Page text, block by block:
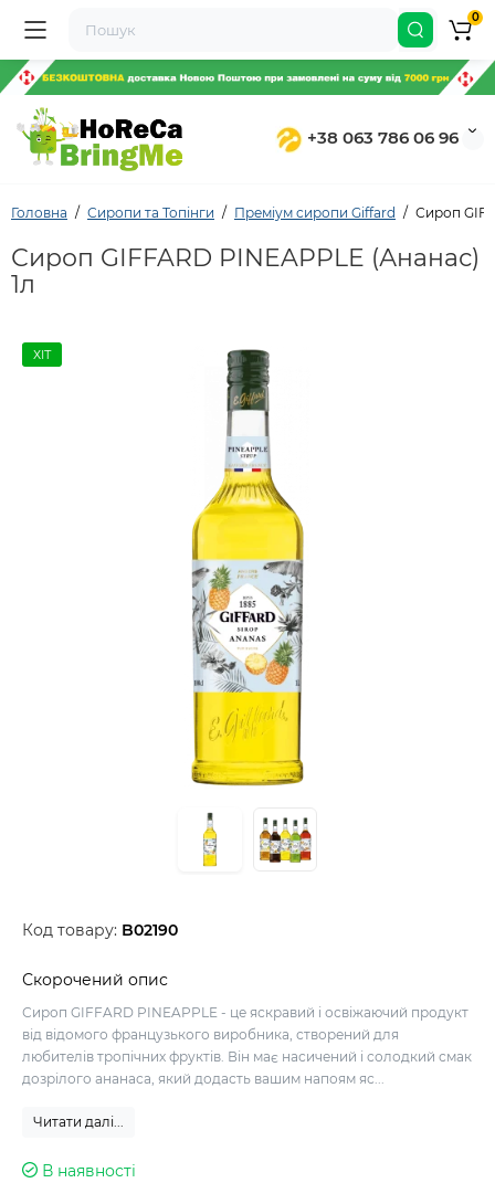
+38 063 786 06 96
0
Головна Сиропи та Топінги Преміум сиропи Giffard Сироп
Сироп GIFFARD PINEAPPLE (Ананас)
1л
ХІТ
Код товару: B02190
Скорочений опис
Сироп GIFFARD PINEAPPLE - це яскравий і освіжаючий продукт
від відомого французького виробника, створений для
любителів тропічних фруктів. Він має насичений і солодкий смак
дозрілого ананаса, який додасть вашим напоям яс...
Читати далі...
В наявності